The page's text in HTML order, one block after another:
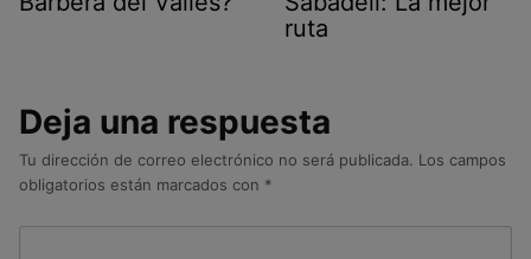
ruta
Deja una respuesta
Tu dirección de correo electrónico no será publicada. Los campos
obligatorios están marcados con *